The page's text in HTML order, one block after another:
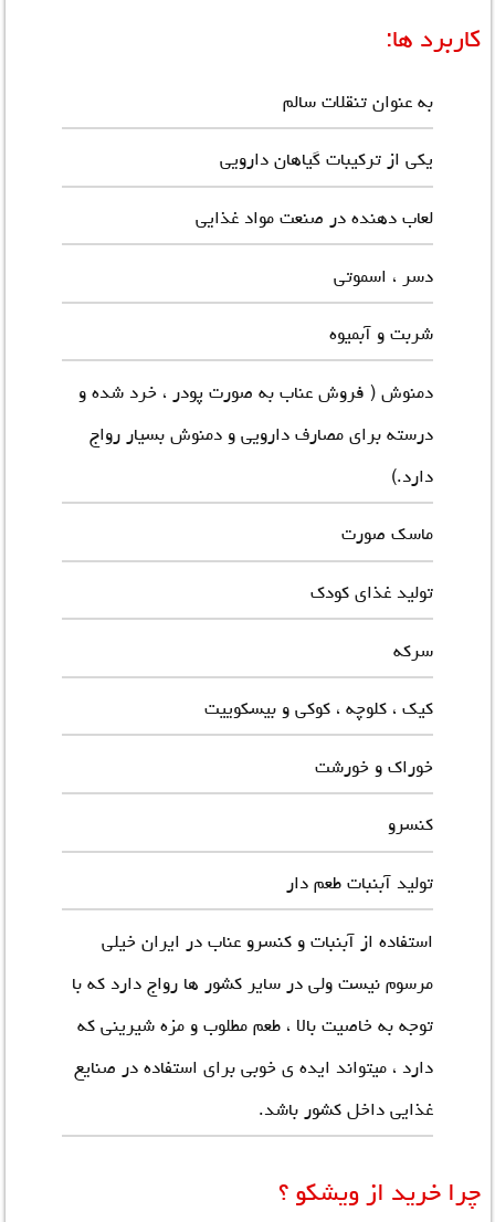
کاربرد ها:
به عنوان تنقلات سالم
یکی از ترکیبات گیاهان دارویی
لعاب دهنده در صنعت مواد غذایی
دسر ، اسموتی
شربت و آبمیوه
دمنوش ( فروش عناببه صورت پودر ، خرد شده و
درسته برای مصارف دارویی و دمنوش بسیار رواج
دارد.)
ماسک صورت
تولید غذای کودک
سرکه
کیک ، کلوچه ، کوکی و بیسکوییت
خوراک و خورشت
کنسرو
تولید آبنبات طعم دار
استفاده از آبنبات و کنسرو عناب در ایران خیلی
مرسوم نیست ولی در سایر کشور ها رواج دارد که با
توجه به خاصیت بالا ، طعم مطلوب و مزه شیرینی که
دارد ، میتواند ایده ی خوبی برای استفاده در صنایع
غذایی داخل کشور باشد.
چرا خرید از ویشکو ؟